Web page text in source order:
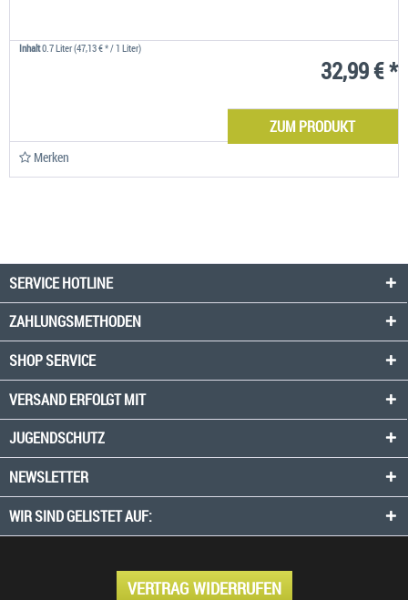
Inhalt0.7 Liter(47,13 € * / 1 Liter)
32,99 € *
ZUM PRODUKT
Merken
SERVICE HOTLINE
ZAHLUNGSMETHODEN
SHOP SERVICE
VERSAND ERFOLGT MIT
JUGENDSCHUTZ
NEWSLETTER
WIR SIND GELISTET AUF:
VERTRAG WIDERRUFEN